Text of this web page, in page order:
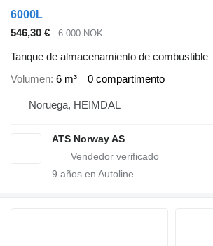
6000L
546,30 €
6.000 NOK
Tanque de almacenamiento de combustible
Volumen 6 m³ 0 compartimento
Noruega, HEIMDAL
ATS Norway AS
9 años en Autoline